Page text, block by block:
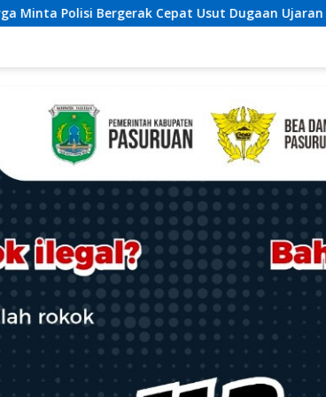
Ujaran Kebencian terhadap Bupati